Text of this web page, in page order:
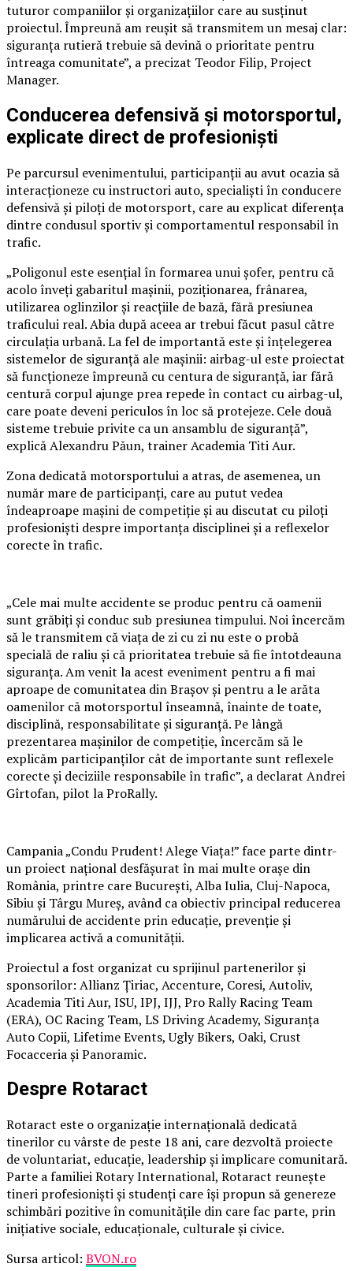
tuturor companiilor și organizațiilor care au susținut
proiectul. Împreună am reușit să transmitem un mesaj clar:
siguranța rutieră trebuie să devină o prioritate pentru
întreaga comunitate”, a precizat Teodor Filip, Project
Manager.
Conducerea defensivă și motorsportul,
explicate direct de profesioniști
Pe parcursul evenimentului, participanții au avut ocazia să
interacționeze cu instructori auto, specialiști în conducere
defensivă și piloți de motorsport, care au explicat diferența
dintre condusul sportiv și comportamentul responsabil în
trafic.
„Poligonul este esențial în formarea unui șofer, pentru că
acolo înveți gabaritul mașinii, poziționarea, frânarea,
utilizarea oglinzilor și reacțiile de bază, fără presiunea
traficului real. Abia după aceea ar trebui făcut pasul către
circulația urbană. La fel de importantă este și înțelegerea
sistemelor de siguranță ale mașinii: airbag-ul este proiectat
să funcționeze împreună cu centura de siguranță, iar fără
centură corpul ajunge prea repede în contact cu airbag-ul,
care poate deveni periculos în loc să protejeze. Cele două
sisteme trebuie privite ca un ansamblu de siguranță”,
explică Alexandru Păun, trainer Academia Titi Aur.
Zona dedicată motorsportului a atras, de asemenea, un
număr mare de participanți, care au putut vedea
îndeaproape mașini de competiție și au discutat cu piloți
profesioniști despre importanța disciplinei și a reflexelor
corecte în trafic.
„Cele mai multe accidente se produc pentru că oamenii
sunt grăbiți și conduc sub presiunea timpului. Noi încercăm
să le transmitem că viața de zi cu zi nu este o probă
specială de raliu și că prioritatea trebuie să fie întotdeauna
siguranța. Am venit la acest eveniment pentru a fi mai
aproape de comunitatea din Brașov și pentru a le arăta
oamenilor că motorsportul înseamnă, înainte de toate,
disciplină, responsabilitate și siguranță. Pe lângă
prezentarea mașinilor de competiție, încercăm să le
explicăm participanților cât de importante sunt reflexele
corecte și deciziile responsabile în trafic”, a declarat Andrei
Gîrtofan, pilot la ProRally.
Campania „Condu Prudent! Alege Viața!” face parte dintr-
un proiect național desfășurat în mai multe orașe din
România, printre care București, Alba Iulia, Cluj-Napoca,
Sibiu și Târgu Mureș, având ca obiectiv principal reducerea
numărului de accidente prin educație, prevenție și
implicarea activă a comunității.
Proiectul a fost organizat cu sprijinul partenerilor și
sponsorilor: Allianz Țiriac, Accenture, Coresi, Autoliv,
Academia Titi Aur, ISU, IPJ, IJJ, Pro Rally Racing Team
(ERA), OC Racing Team, LS Driving Academy, Siguranța
Auto Copii, Lifetime Events, Ugly Bikers, Oaki, Crust
Focacceria și Panoramic.
Despre Rotaract
Rotaract este o organizație internațională dedicată
tinerilor cu vârste de peste 18 ani, care dezvoltă proiecte
de voluntariat, educație, leadership și implicare comunitară.
Parte a familiei Rotary International, Rotaract reunește
tineri profesioniști și studenți care își propun să genereze
schimbări pozitive în comunitățile din care fac parte, prin
inițiative sociale, educaționale, culturale și civice.
Sursa articol: BVON.ro